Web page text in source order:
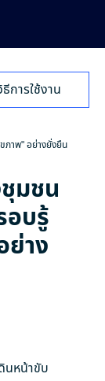
ธีการใช้งาน
ภาพ" อย่างยั่งยืน
มชน
อบรู้
าง
นหน้าขับ